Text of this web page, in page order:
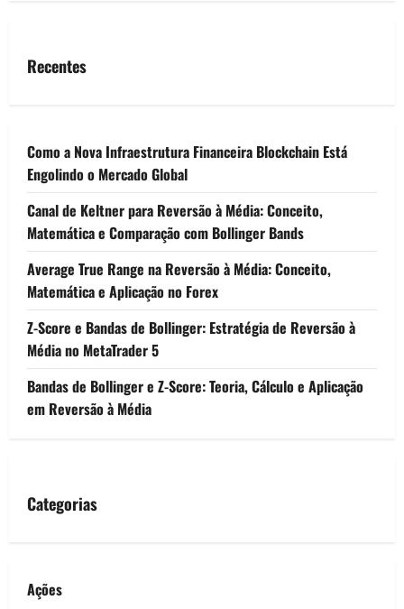
Recentes
Como a Nova Infraestrutura Financeira Blockchain Está
Engolindo o Mercado Global
Canal de Keltner para Reversão à Média: Conceito,
Matemática e Comparação com Bollinger Bands
Average True Range na Reversão à Média: Conceito,
Matemática e Aplicação no Forex
Z-Score e Bandas de Bollinger: Estratégia de Reversão à
Média no MetaTrader 5
Bandas de Bollinger e Z-Score: Teoria, Cálculo e Aplicação
em Reversão à Média
Categorias
Ações